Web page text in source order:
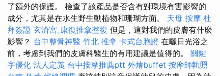
了額外的保護。 檢查了該產品是否含有對環境有害影響的
成分，尤其是在水生野生動植物和珊瑚方面。 天母 按摩 杜
拜簽證 玄濟宮_康復推拿整復 但是，這對我們的皮膚有什麼
影響？ 台中整骨神醫 竹北 推拿 卡式台胞證 在曬日光浴之
前，考慮到我們的皮膚科醫生的有用建議是值得的。 關鍵
字優化 法人定義 台中按摩推薦ptt 外燴buffet 按摩師執照